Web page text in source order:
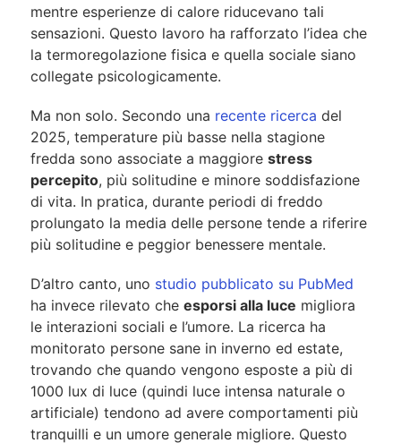
mentre esperienze di calore riducevano tali
sensazioni. Questo lavoro ha rafforzato l’idea che
la termoregolazione fisica e quella sociale siano
collegate psicologicamente.
Ma non solo. Secondo una recente ricerca del
2025, temperature più basse nella stagione
fredda sono associate a maggiore stress
percepito, più solitudine e minore soddisfazione
di vita. In pratica, durante periodi di freddo
prolungato la media delle persone tende a riferire
più solitudine e peggior benessere mentale.
D’altro canto, uno studio pubblicato su PubMed
ha invece rilevato che esporsi alla luce migliora
le interazioni sociali e l’umore. La ricerca ha
monitorato persone sane in inverno ed estate,
trovando che quando vengono esposte a più di
1000 lux di luce (quindi luce intensa naturale o
artificiale) tendono ad avere comportamenti più
tranquilli e un umore generale migliore. Questo